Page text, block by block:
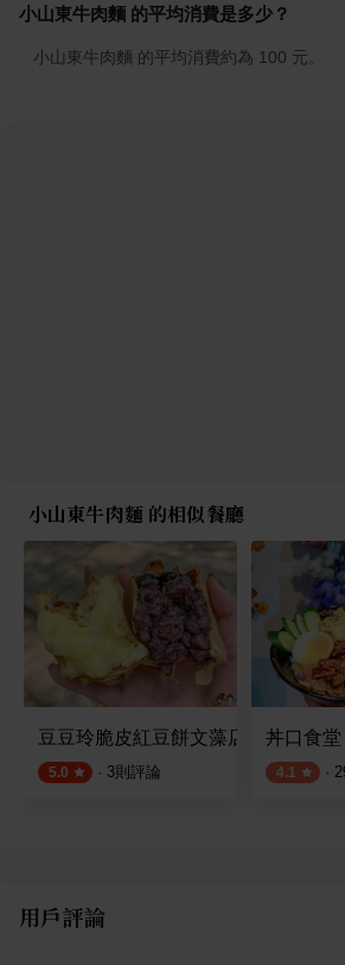
小山東牛肉麵 的平均消費是多少？
小山東牛肉麵 的平均消費約為 100 元。
小山東牛肉麵 的相似餐廳
豆豆玲脆皮紅豆餅文藻店
5.0 · 3則評論
丼口食堂
4.1 ·
用戶評論